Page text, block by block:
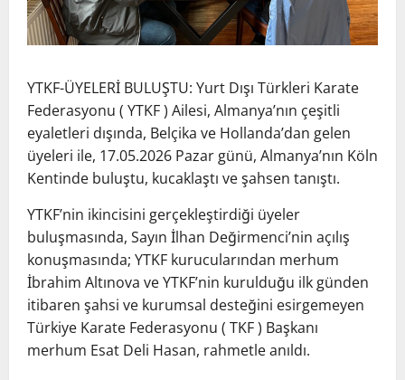
YTKF-ÜYELERİ BULUŞTU: Yurt Dışı Türkleri Karate
Federasyonu ( YTKF ) Ailesi, Almanya’nın çeşitli
eyaletleri dışında, Belçika ve Hollanda’dan gelen
üyeleri ile, 17.05.2026 Pazar günü, Almanya’nın Köln
Kentinde buluştu, kucaklaştı ve şahsen tanıştı.
YTKF’nin ikincisini gerçekleştirdiği üyeler
buluşmasında, Sayın İlhan Değirmenci’nin açılış
konuşmasında; YTKF kurucularından merhum
İbrahim Altınova ve YTKF’nin kurulduğu ilk günden
itibaren şahsi ve kurumsal desteğini esirgemeyen
Türkiye Karate Federasyonu ( TKF ) Başkanı
merhum Esat Deli Hasan, rahmetle anıldı.